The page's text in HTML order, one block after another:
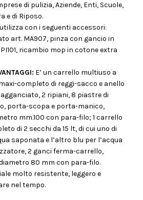
di pulizia, Aziende, Enti, Scuole,
e di Riposo.
con i seguenti accessori:
art. MA907, pinza con gancio in
ricambio mop in cotone extra
E’ un carrello multiuso a
completo di reggi-sacco e anello
2 ripiani, 8 piastre di
porta-scopa e porta-manico,
mm.100 con para-filo; 1 carrello
di 2 secchi da 15 lt, di cui uno di
saponata e l’altro blu per l’acqua
2 ganci ferma-carrello,
80 mm con para-filo.
molto resistente, leggero e
nel tempo.